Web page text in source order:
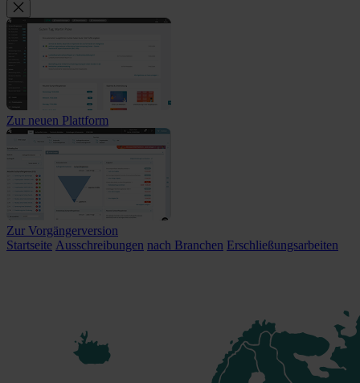
Zur neuen Plattform
Zur Vorgängerversion
Startseite Ausschreibungen nach Branchen Erschließungsarbeiten